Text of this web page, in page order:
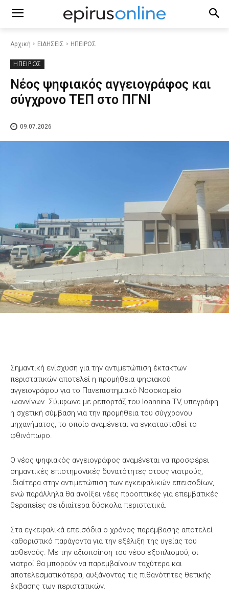
Αρχική ΕΙΔΗΣΕΙΣ ΗΠΕΙΡΟΣ
ΗΠΕΙΡΟΣ
Νέος ψηφιακός αγγειογράφος και
σύγχρονο ΤΕΠ στο ΠΓΝΙ
09.07.2026
Σημαντική ενίσχυση για την αντιμετώπιση έκτακτων
περιστατικών αποτελεί η προμήθεια ψηφιακού
αγγειογράφου για το Πανεπιστημιακό Νοσοκομείο
Ιωαννίνων. Σύμφωνα με ρεπορτάζ του Ioannina TV, υπεγράφη
η σχετική σύμβαση για την προμήθεια του σύγχρονου
μηχανήματος, το οποίο αναμένεται να εγκατασταθεί το
φθινόπωρο.
Ο νέος ψηφιακός αγγειογράφος αναμένεται να προσφέρει
σημαντικές επιστημονικές δυνατότητες στους γιατρούς,
ιδιαίτερα στην αντιμετώπιση των εγκεφαλικών επεισοδίων,
ενώ παράλληλα θα ανοίξει νέες προοπτικές για επεμβατικές
θεραπείες σε ιδιαίτερα δύσκολα περιστατικά.
Στα εγκεφαλικά επεισόδια ο χρόνος παρέμβασης αποτελεί
καθοριστικό παράγοντα για την εξέλιξη της υγείας του
ασθενούς. Με την αξιοποίηση του νέου εξοπλισμού, οι
γιατροί θα μπορούν να παρεμβαίνουν ταχύτερα και
αποτελεσματικότερα, αυξάνοντας τις πιθανότητες θετικής
έκβασης των περιστατικών.